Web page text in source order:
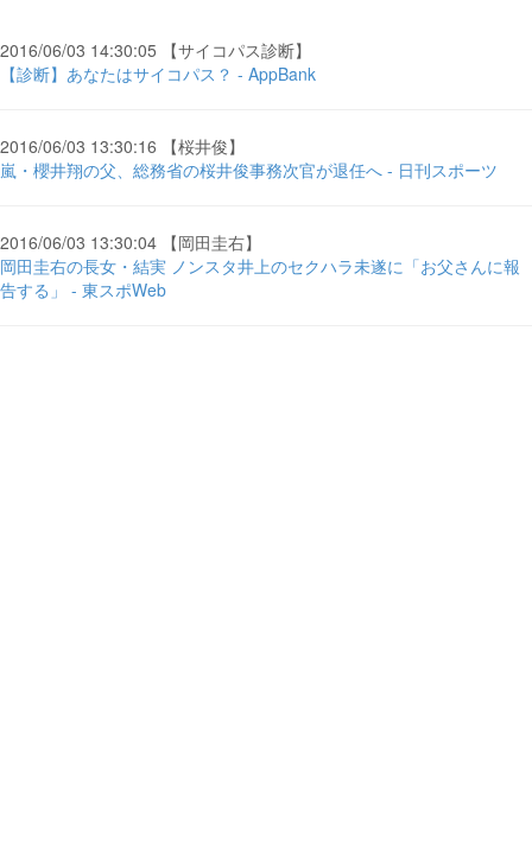
2016/06/03 14:30:05 【サイコパス診断】
【診断】あなたはサイコパス？ - AppBank
2016/06/03 13:30:16 【桜井俊】
嵐・櫻井翔の父、総務省の桜井俊事務次官が退任へ - 日刊スポーツ
2016/06/03 13:30:04 【岡田圭右】
岡田圭右の長女・結実 ノンスタ井上のセクハラ未遂に「お父さんに報
告する」 - 東スポWeb